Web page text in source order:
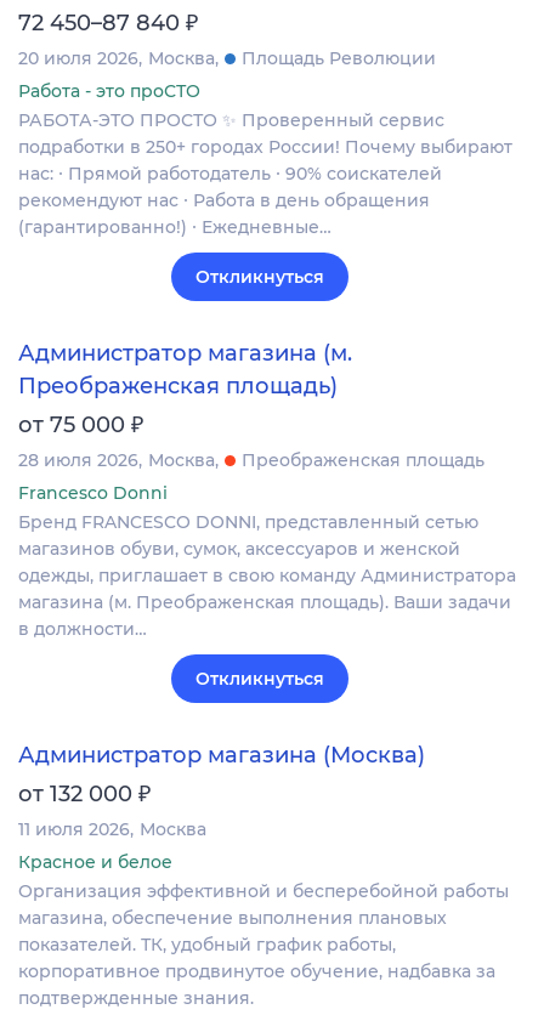
72 450–87 840 ₽
20 июля 2026 Москва
Площадь Революции
Работа - это проСТО
РАБОТА-ЭТО ПРОСТО ✨ Проверенный сервис
подработки в 250+ городах России! Почему выбирают
нас: ∙ Прямой работодатель ∙ 90% соискателей
рекомендуют нас ∙ Работа в день обращения
(гарантированно!) ∙ Ежедневные…
Откликнуться
Администратор магазина (м.
Преображенская площадь)
от 75 000 ₽
28 июля 2026 Москва
Преображенская площадь
Francesco Donni
Бренд FRANCESCO DONNI, представленный сетью
магазинов обуви, сумок, аксессуаров и женской
одежды, приглашает в свою команду Администратора
магазина (м. Преображенская площадь). Ваши задачи
в должности…
Откликнуться
Администратор магазина (Москва)
от 132 000 ₽
11 июля 2026 Москва
Красное и белое
Организация эффективной и бесперебойной работы
магазина, обеспечение выполнения плановых
показателей. ТК, удобный график работы,
корпоративное продвинутое обучение, надбавка за
подтвержденные знания.